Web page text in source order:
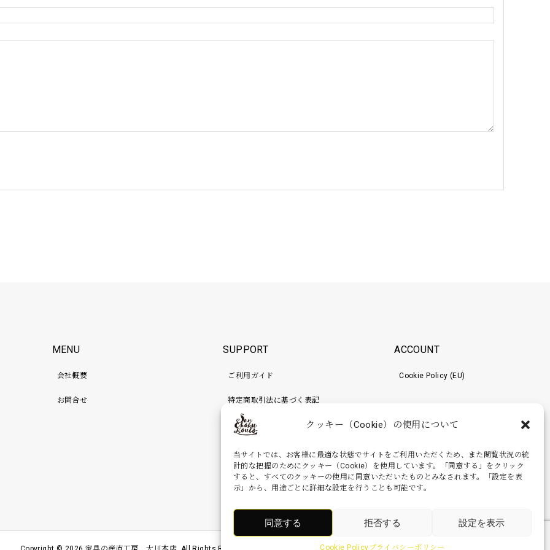
クッキー（Cookie）の使用について
当サイトでは、お客様に最適な状態でサイトをご利用いただくため、また閲覧状況の統
計的な把握のためにクッキー（Cookie）を使用しています。「同意する」をクリック
すると、すべてのクッキーの使用に同意いただいたものとみなされます。「設定を表
示」から、用途ごとに詳細な設定を行うことも可能です。
同意する 拒否する 設定を表示
Cookie Policyプライバシーポリシー
MENU
会社概要
お問合せ
SUPPORT
ご利用ガイド
特定商取引法に基づく表記
プライバシーポリシー
検品、補強、梱包工程
ACCOUNT
Cookie Policy (EU)